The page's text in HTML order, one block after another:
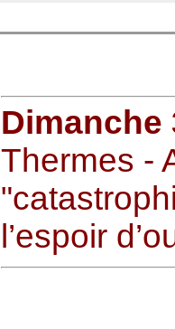
Dimanche
Thermes -
l’espoir